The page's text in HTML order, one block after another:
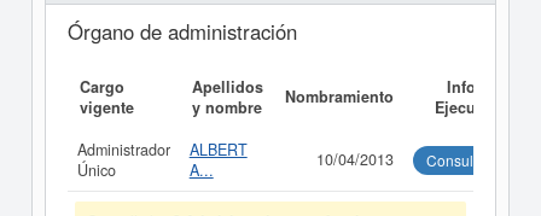
Órgano de administración
Cargo
vigente
Apellidos
y nombre
Nombramiento
Informe
Ejecutivo
Administrador
Único
ALBERT
A...
10/04/2013 Consultar